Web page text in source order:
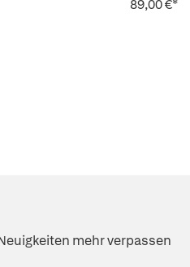
89,00 €*
mehr verpassen